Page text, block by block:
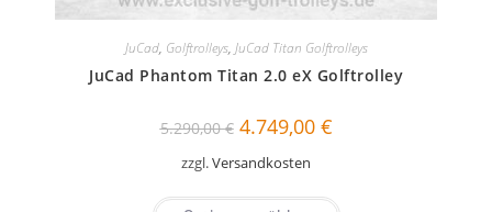
JuCad, Golftrolleys, JuCad Titan Golftrolleys
JuCad Phantom Titan 2.0 eX Golftrolley
5.290,00€ Ursprünglicher
Preis
war:
5.290,00 €
4.749,00 €Aktueller
Preis
zzgl.Versandkosten